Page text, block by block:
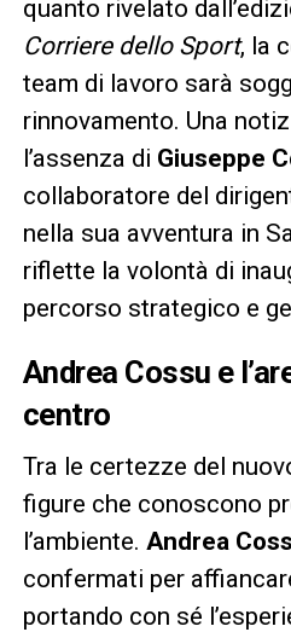
quanto rivelato
Corriere dello Sport, la
team di lavoro sarà
rinnovamento. Una
l’assenza di Giuseppe
collaboratore del
nella sua avventura in
riflette la volontà di
percorso strategico e
Andrea Cossu e
centro
Tra le certezze del
figure che conoscono
l’ambiente. Andrea
confermati per
portando con sé